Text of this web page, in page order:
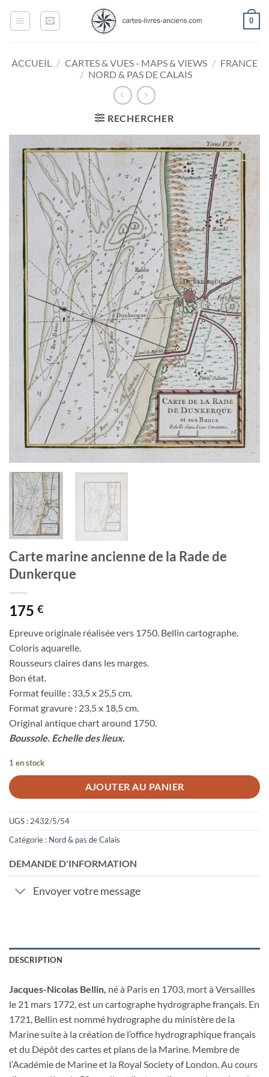
0
ACCUEIL / CARTES & VUES - MAPS & VIEWS / FRANCE
/ NORD & PAS DE CALAIS
RECHERCHER
Ajouter
à la
wishlist
Carte marine ancienne de la Rade de
Dunkerque
175 €
Epreuve originale réalisée vers 1750. Bellin cartographe.
Coloris aquarelle.
Rousseurs claires dans les marges.
Bon état.
Format feuille : 33,5 x 25,5 cm.
Format gravure : 23,5 x 18,5 cm.
Original antique chart around 1750.
Boussole. Echelle des lieux.
1 en stock
AJOUTER AU PANIER
UGS : 2432/5/54
Catégorie : Nord & pas de Calais
DEMANDE D'INFORMATION
Envoyer votre message
DESCRIPTION
Jacques-Nicolas Bellin, né à Paris en 1703, mort à Versailles
le 21 mars 1772, est un cartographe hydrographe français. En
1721, Bellin est nommé hydrographe du ministère de la
Marine suite à la création de l’office hydrographique français
et du Dépôt des cartes et plans de la Marine. Membre de
l’Académie de Marine et la Royal Society of London. Au cours